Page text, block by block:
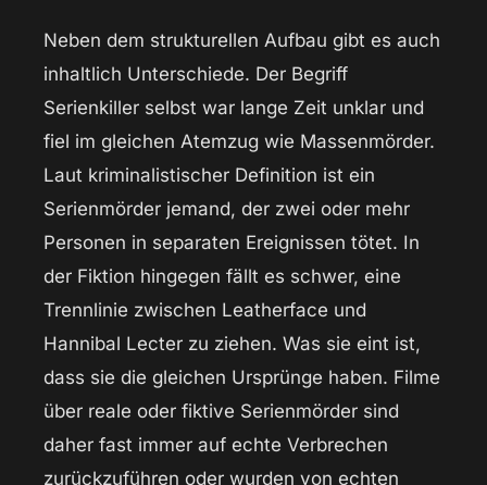
Neben dem strukturellen Aufbau gibt es auch
inhaltlich Unterschiede. Der Begriff
Serienkiller selbst war lange Zeit unklar und
fiel im gleichen Atemzug wie Massenmörder.
Laut kriminalistischer Definition ist ein
Serienmörder jemand, der zwei oder mehr
Personen in separaten Ereignissen tötet. In
der Fiktion hingegen fällt es schwer, eine
Trennlinie zwischen Leatherface und
Hannibal Lecter zu ziehen. Was sie eint ist,
dass sie die gleichen Ursprünge haben. Filme
über reale oder fiktive Serienmörder sind
daher fast immer auf echte Verbrechen
zurückzuführen oder wurden von echten